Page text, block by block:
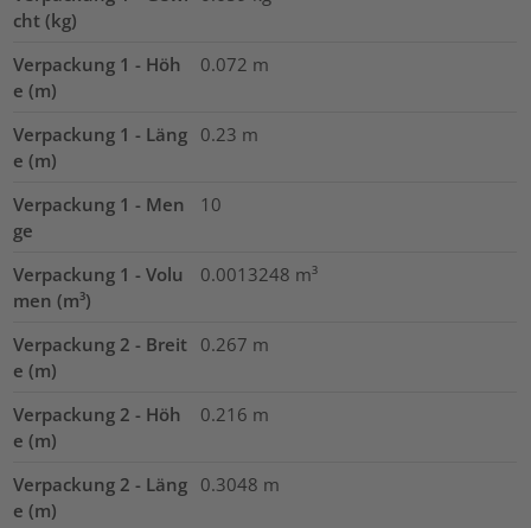
cht (kg)
Verpackung 1 - Höh
e (m)
0.072 m
Verpackung 1 - Läng
e (m)
0.23 m
Verpackung 1 - Men
ge
10
Verpackung 1 - Volu
men (m³)
0.0013248 m³
Verpackung 2 - Breit
e (m)
0.267 m
Verpackung 2 - Höh
e (m)
0.216 m
Verpackung 2 - Läng
e (m)
0.3048 m